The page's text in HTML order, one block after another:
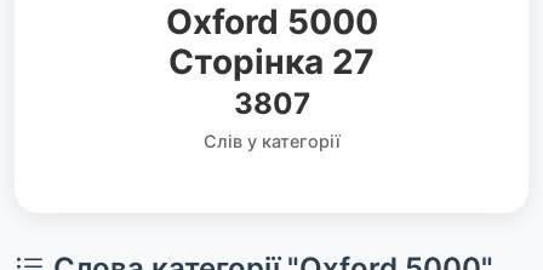
Oxford 5000
Сторінка 27
3807
Слів у категорії